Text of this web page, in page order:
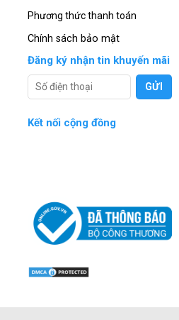
Phương thức thanh toán
Chính sách bảo mật
Đăng ký nhận tin khuyến mãi
Kết nối cộng đồng